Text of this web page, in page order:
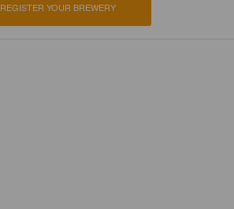
REGISTER YOUR BREWERY